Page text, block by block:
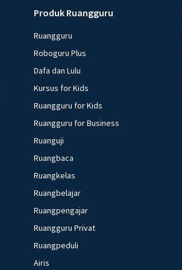
Produk Ruangguru
Ruangguru
Roboguru Plus
Dafa dan Lulu
Kursus for Kids
Ruangguru for Kids
Ruangguru for Business
Ruanguji
Ruangbaca
Ruangkelas
Ruangbelajar
Ruangpengajar
Ruangguru Privat
Ruangpeduli
Airis